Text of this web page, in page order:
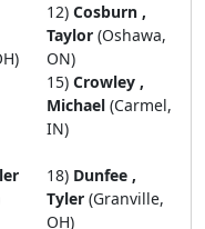
12) Cosburn ,
Taylor (Oshawa,
ON)
15) Crowley ,
Michael (Carmel,
IN)
18) Dunfee ,
Tyler (Granville,
OH)